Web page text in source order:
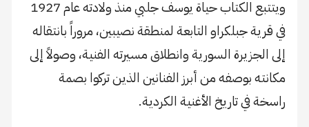
ويتتبع الكتاب حياة يوسف جلبي منذ ولادته عام 1927
في قرية جبلكراو التابعة لمنطقة نصيبين، مروراً بانتقاله
إلى الجزيرة السورية وانطلاق مسيرته الفنية، وصولاً إلى
مكانته بوصفه من أبرز الفنانين الذين تركوا بصمة
راسخة في تاريخ الأغنية الكردية.